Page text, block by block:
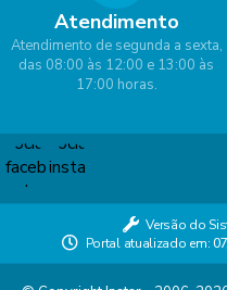
Atendimento
Atendimento de segunda a sexta,
das 08:00 às 12:00 e 13:00 às
17:00 horas.
Versão do
Portal atualizado em: